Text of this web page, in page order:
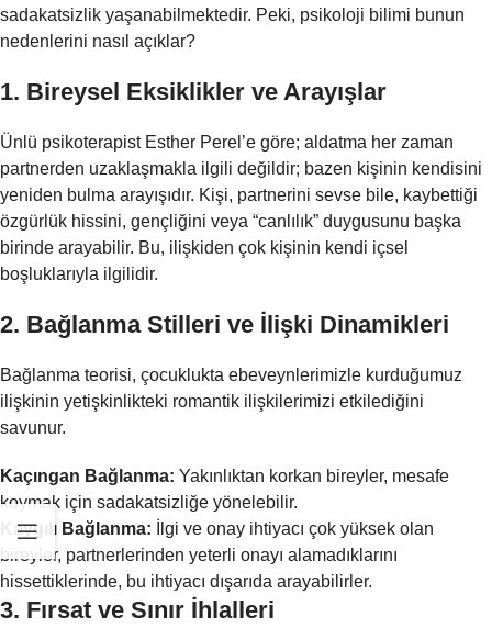
sadakatsizlik yaşanabilmektedir. Peki, psikoloji bilimi bunun
nedenlerini nasıl açıklar?
1. Bireysel Eksiklikler ve Arayışlar
Ünlü psikoterapist Esther Perel’e göre; aldatma her zaman
partnerden uzaklaşmakla ilgili değildir; bazen kişinin kendisini
yeniden bulma arayışıdır. Kişi, partnerini sevse bile, kaybettiği
özgürlük hissini, gençliğini veya “canlılık” duygusunu başka
birinde arayabilir. Bu, ilişkiden çok kişinin kendi içsel
boşluklarıyla ilgilidir.
2. Bağlanma Stilleri ve İlişki Dinamikleri
Bağlanma teorisi, çocuklukta ebeveynlerimizle kurduğumuz
ilişkinin yetişkinlikteki romantik ilişkilerimizi etkilediğini
savunur.
Kaçıngan Bağlanma: Yakınlıktan korkan bireyler, mesafe
koymak için sadakatsizliğe yönelebilir.
Kaygılı Bağlanma: İlgi ve onay ihtiyacı çok yüksek olan
bireyler, partnerlerinden yeterli onayı alamadıklarını
hissettiklerinde, bu ihtiyacı dışarıda arayabilirler.
3. Fırsat ve Sınır İhlalleri